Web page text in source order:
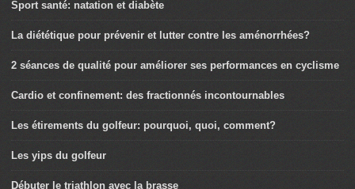
Sport santé: natation et diabète
La diététique pour prévenir et lutter contre les aménorrhées?
2 séances de qualité pour améliorer ses performances en cyclisme
Cardio et confinement: des fractionnés incontournables
Les étirements du golfeur: pourquoi, quoi, comment?
Les yips du golfeur
Débuter le triathlon avec la brasse